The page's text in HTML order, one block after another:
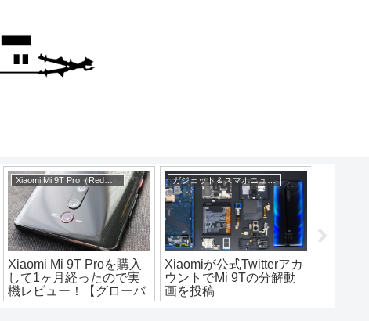
Xiaomi Mi 9T Pro（Redmi K20 Pro）
Xiaomi Mi 9T Proを購入
して1ヶ月経ったので実
機レビュー！【グローバ
ル版Redmi K20 Pro】
ガジェット＆スマホニュース
Xiaomiが公式Twitterアカ
ウントでMi 9Tの分解動
画を投稿